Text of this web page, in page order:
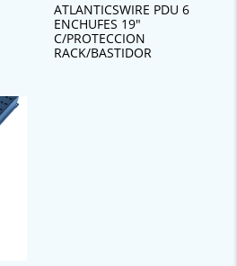
ATLANTICSWIRE PDU 6
ENCHUFES 19″
C/PROTECCION
RACK/BASTIDOR